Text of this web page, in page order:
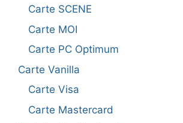
Carte SCENE
Carte MOI
Carte PC Optimum
Carte Vanilla
Carte Visa
Carte Mastercard